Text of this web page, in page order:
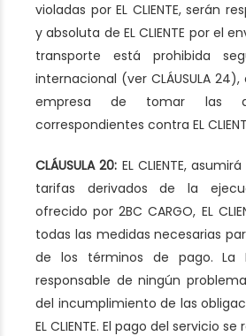
violadas por EL CLIENTE, serán
y absoluta de EL CLIENTE por el
transporte está prohibida
internacional (ver CLÁUSULA
empresa de tomar las
correspondientes contra EL
CLÁUSULA 20: EL CLIENTE,
tarifas derivados de la
ofrecido por 2BC CARGO, EL
todas las medidas necesarias
de los términos de pago. La
responsable de ningún
del incumplimiento de las
EL CLIENTE. El pago del servicio